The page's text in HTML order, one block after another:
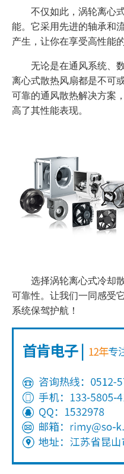
不仅如此，涡轮离心式
能。它采用先进的轴承和
产生，让你在享受高性能
无论是在通风系统、数
离心式散热风扇都是不可
可靠的通风散热解决方案
高了其性能表现。
选择涡轮离心式冷却散
可靠性。让我们一同感受
系统保驾护航！